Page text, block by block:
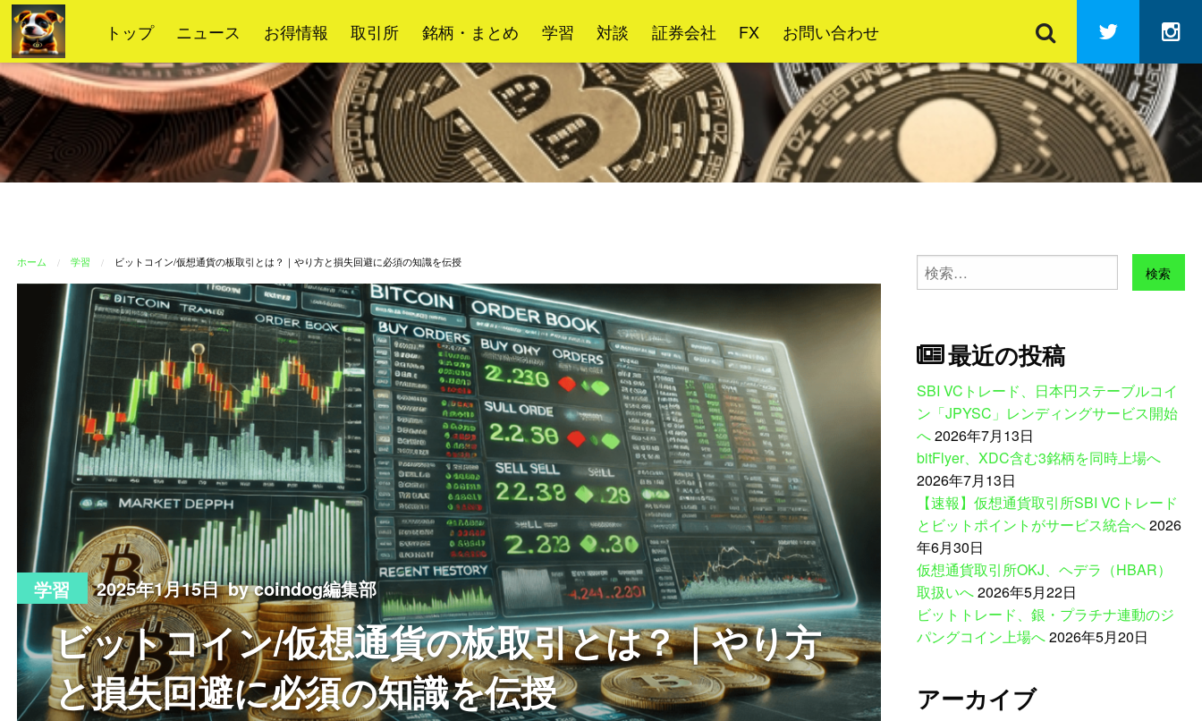
コ
ン
テ
ン
ツ
へ
ス
キ
ッ
トップ ニュース お得情報 取引所 銘柄・まとめ 学習 対談 証券会社 FX お問い合わせ Twitter
ホーム 学習 ビットコイン/仮想通貨の板取引とは？｜やり方と損失回避に必須の知識を伝授
学習 2025年1月15日 by coindog編集部
ビットコイン/仮想通貨の板取引とは？｜やり方
と損失回避に必須の知識を伝授
検
索:
最近の投稿
SBI VCトレード、日本円ステーブルコイ
ン「JPYSC」レンディングサービス開始
へ2026年7月13日
bitFlyer、XDC含む3銘柄を同時上場へ
2026年7月13日
【速報】仮想通貨取引所SBI VCトレード
とビットポイントがサービス統合へ2026
年6月30日
仮想通貨取引所OKJ、ヘデラ（HBAR）
取扱いへ2026年5月22日
ビットトレード、銀・プラチナ連動のジ
パングコイン上場へ2026年5月20日
アーカイブ